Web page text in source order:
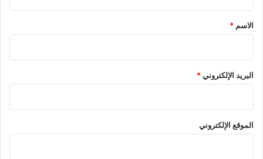
*
الاسم *
البريد الإلكتروني*
الموقع الإلكتروني